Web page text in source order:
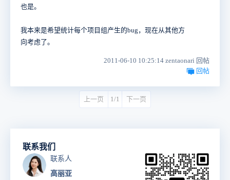
也是。
我本来是希望统计每个项目组产生的bug，现在从其他方
向考虑了。
2011-06-10 10:25:14 zentaonari 回帖
回帖
上一页 1/1 下一页
联系我们
联系人
高丽亚